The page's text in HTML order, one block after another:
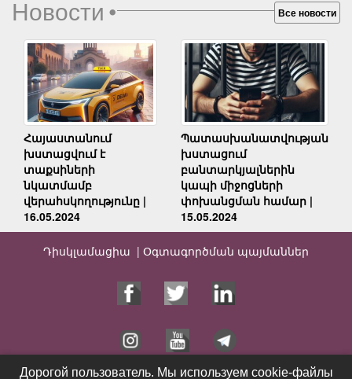
Новости• Все новости
Հայաստանում
խստացվում է
տաքսիների
նկատմամբ
վերահսկողությունը |
16.05.2024
Պատասխանատվության
խստացում
բանտարկյալներին
կապի միջոցների
փոխանցման համար |
15.05.2024
Դիսկլամացիա | Օգտագործման պայմաններ
Дорогой пользователь. Мы используем cookie-файлы
Дорогой пользователь. Мы используем cookie-файлы